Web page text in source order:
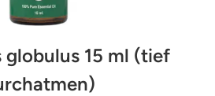
globulus 15 ml (tief